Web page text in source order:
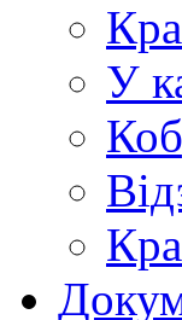
У